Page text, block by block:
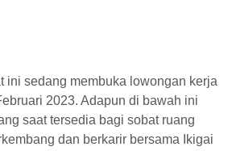
ini sedang membuka lowongan kerja
2023. Adapun di bawah ini
saat tersedia bagi sobat ruang
dan berkarir bersama Ikigai